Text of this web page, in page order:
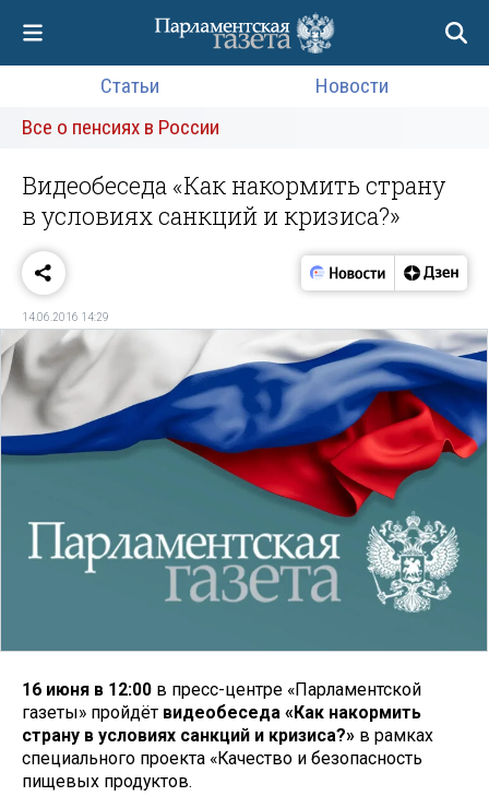
Статьи
Новости
Все о пенсиях в России
Видеобеседа «Как накормить страну
в условиях санкций и кризиса?»
14.06.2016 14:29
16 июня в 12:00 в пресс-центре «Парламентской
газеты» пройдёт видеобеседа «Как накормить
страну в условиях санкций и кризиса?» в рамках
специального проекта «Качество и безопасность
пищевых продуктов.